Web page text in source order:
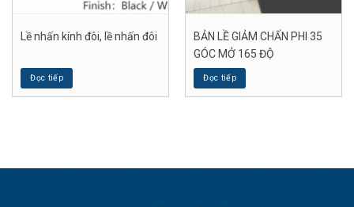
Lề nhấn kính đôi, lề nhấn đôi
Đọc tiếp
BẢN LỀ GIẢM CHẤN PHI 35
GÓC MỞ 165 ĐỘ
Đọc tiếp